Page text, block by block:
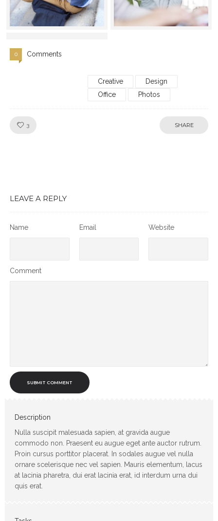
0 Comments
Creative
Design
Office
Photos
3 SHARE
LEAVE A REPLY
Name Email Website
Comment
SUBMIT COMMENT
Description
Nulla suscipit malesuada sapien, at gravida augue
commodo non. Praesent eu augue eget ante auctor rutrum.
Proin cursus porttitor placerat. In sodales augue vel nulla
ornare scelerisque nec vel sapien. Mauris elementum, lacus
at lacinia pharetra, dui erat lacinia erat, id interdum urna dui
quis erat.